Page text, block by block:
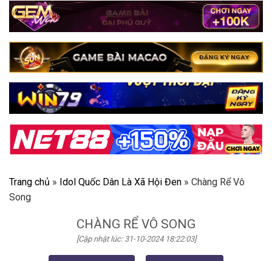
Trang chủ » Idol Quốc Dân Là Xã Hội Đen » Chàng Rể Vô
Song
CHÀNG RỂ VÔ SONG
[Cập nhật lúc: 31-10-2024 18:22:03]